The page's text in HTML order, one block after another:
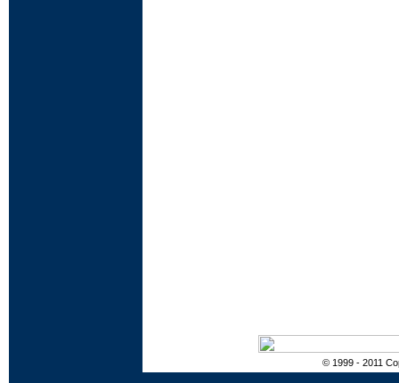
© 1999 - 2011